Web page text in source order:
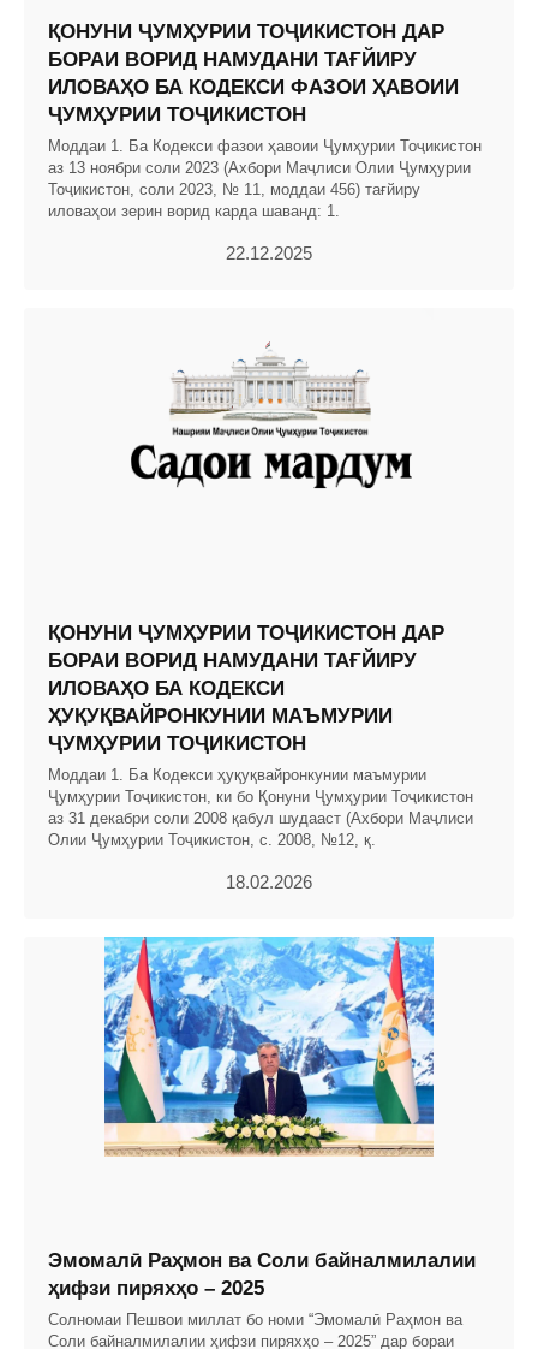
ҚОНУНИ ҶУМҲУРИИ ТОҶИКИСТОН ДАР
БОРАИ ВОРИД НАМУДАНИ ТАҒЙИРУ
ИЛОВАҲО БА КОДЕКСИ ФАЗОИ ҲАВОИИ
ҶУМҲУРИИ ТОҶИКИСТОН
Моддаи 1. Ба Кодекси фазои ҳавоии Ҷумҳурии Тоҷикистон
аз 13 ноябри соли 2023 (Ахбори Маҷлиси Олии Ҷумҳурии
Тоҷикистон, соли 2023, № 11, моддаи 456) тағйиру
иловаҳои зерин ворид карда шаванд: 1.
22.12.2025
ҚОНУНИ ҶУМҲУРИИ ТОҶИКИСТОН ДАР
БОРАИ ВОРИД НАМУДАНИ ТАҒЙИРУ
ИЛОВАҲО БА КОДЕКСИ
ҲУҚУҚВАЙРОНКУНИИ МАЪМУРИИ
ҶУМҲУРИИ ТОҶИКИСТОН
Моддаи 1. Ба Кодекси ҳуқуқвайронкунии маъмурии
Ҷумҳурии Тоҷикистон, ки бо Қонуни Ҷумҳурии Тоҷикис­тон
аз 31 декабри соли 2008 қабул шудааст (Ахбори Маҷлиси
Олии Ҷумҳурии Тоҷикистон, с. 2008, №12, қ.
18.02.2026
Эмомалӣ Раҳмон ва Соли байналмилалии
ҳифзи пиряхҳо – 2025
Солномаи Пешвои миллат бо номи “Эмомалӣ Раҳмон ва
Соли байналмилалии ҳифзи пиряхҳо – 2025” дар бораи